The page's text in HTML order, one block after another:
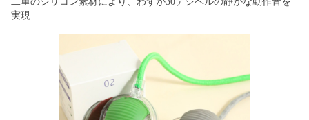
実現